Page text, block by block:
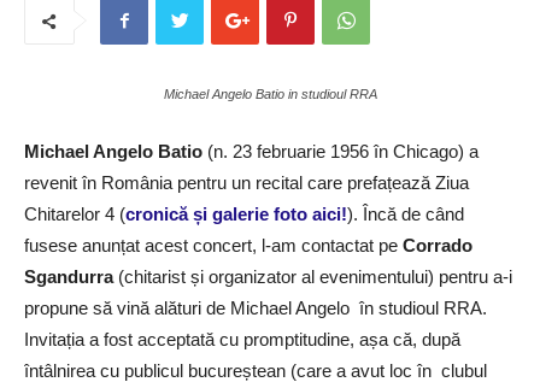
Michael Angelo Batio in studioul RRA
Michael Angelo Batio (n. 23 februarie 1956 în Chicago) a
revenit în România pentru un recital care prefațează Ziua
Chitarelor 4 (cronică și galerie foto aici!). Încă de când
fusese anunțat acest concert, l-am contactat pe Corrado
Sgandurra(chitarist și organizator al evenimentului) pentru a-i
propune să vină alături de Michael Angelo în studioul RRA.
Invitația a fost acceptată cu promptitudine, așa că, după
întâlnirea cu publicul bucureștean (care a avut loc în clubul